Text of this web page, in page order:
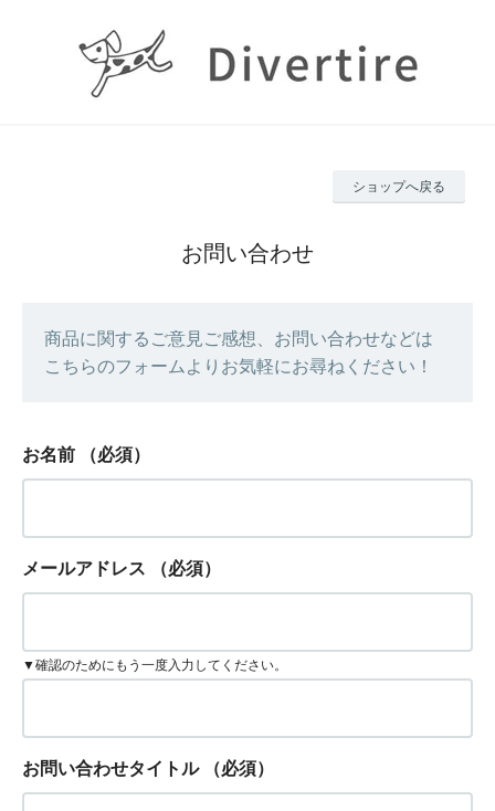
ショップへ戻る
お問い合わせ
商品に関するご意見ご感想、お問い合わせなどは
こちらのフォームよりお気軽にお尋ねください！
お名前 （必須）
メールアドレス （必須）
▼確認のためにもう一度入力してください。
お問い合わせタイトル （必須）